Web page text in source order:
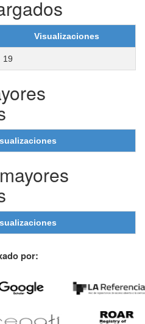
Visualizaciones
19
por: